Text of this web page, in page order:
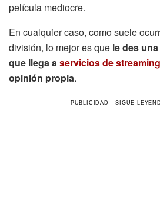
película mediocre.
En cualquier caso, como suele
división, lo mejor es que le des
que llega aservicios de streaming
opinión propia.